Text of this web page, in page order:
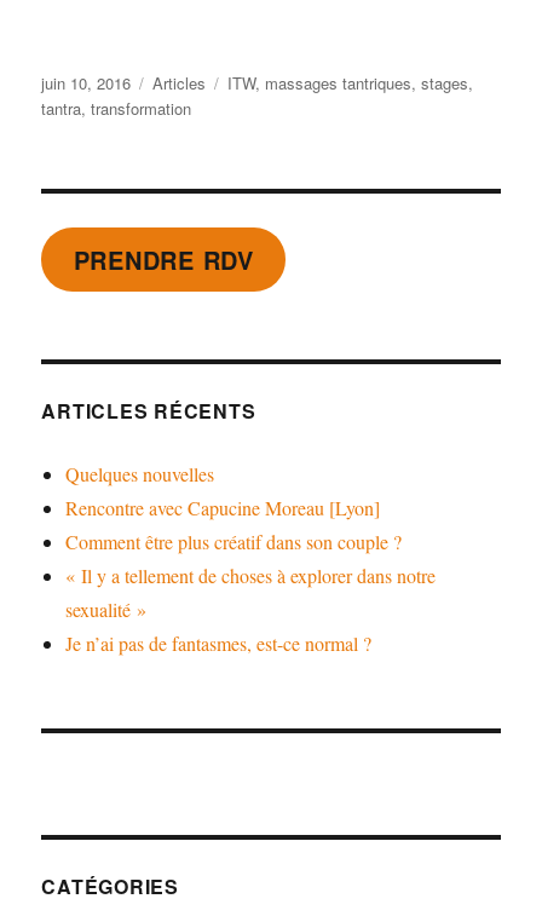
Publié
le
juin 10, 2016 Catégories
Articles Étiquettes
ITW, massages tantriques,stages,
tantra,transformation
PRENDRE RDV
ARTICLES RÉCENTS
Quelques nouvelles
Rencontre avec Capucine Moreau [Lyon]
Comment être plus créatif dans son couple ?
« Il y a tellement de choses à explorer dans notre
sexualité »
Je n’ai pas de fantasmes, est-ce normal ?
CATÉGORIES